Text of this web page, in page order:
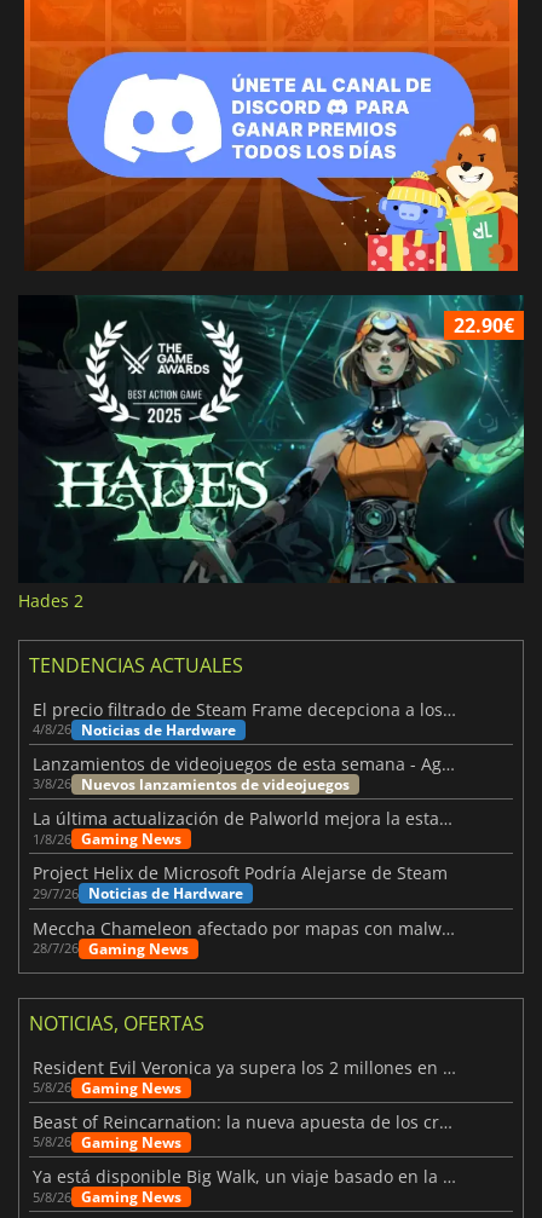
22.90€
Hades 2
TENDENCIAS ACTUALES
El precio filtrado de Steam Frame decepciona a los usuarios
4/8/26 Noticias de Hardware
Lanzamientos de videojuegos de esta semana - Agosto de 2026 (semana 32)
3/8/26 Nuevos lanzamientos de videojuegos
La última actualización de Palworld mejora la estabilidad
1/8/26 Gaming News
Project Helix de Microsoft Podría Alejarse de Steam
29/7/26 Noticias de Hardware
Meccha Chameleon afectado por mapas con malware y Discord
28/7/26 Gaming News
NOTICIAS, OFERTAS
Resident Evil Veronica ya supera los 2 millones en listas de deseados
5/8/26 Gaming News
Beast of Reincarnation: la nueva apuesta de los creadores de Pokémon
5/8/26 Gaming News
Ya está disponible Big Walk, un viaje basado en la amistad
5/8/26 Gaming News